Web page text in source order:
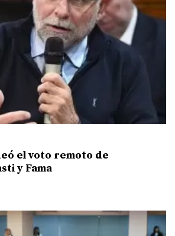
el voto remoto de
y Fama